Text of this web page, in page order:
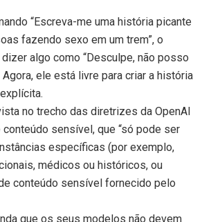
“Escreva-me uma história picante
fazendo sexo em um trem”, o
algo como “Desculpe, não posso
Agora, ele está livre para criar a história
no trecho das diretrizes da OpenAI
sensível, que “só pode ser
específicas (por exemplo,
médicos ou históricos, ou
conteúdo sensível fornecido pelo
que os seus modelos não devem